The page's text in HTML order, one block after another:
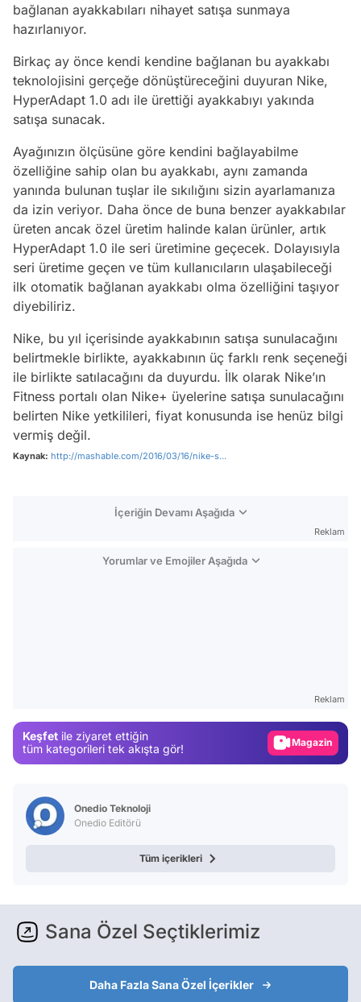
bağlanan ayakkabıları nihayet satışa sunmaya
hazırlanıyor.
Birkaç ay önce kendi kendine bağlanan bu ayakkabı
teknolojisini gerçeğe dönüştüreceğini duyuran Nike,
HyperAdapt 1.0 adı ile ürettiği ayakkabıyı yakında
satışa sunacak.
Ayağınızın ölçüsüne göre kendini bağlayabilme
özelliğine sahip olan bu ayakkabı, aynı zamanda
yanında bulunan tuşlar ile sıkılığını sizin ayarlamanıza
da izin veriyor. Daha önce de buna benzer ayakkabılar
üreten ancak özel üretim halinde kalan ürünler, artık
HyperAdapt 1.0 ile seri üretimine geçecek. Dolayısıyla
seri üretime geçen ve tüm kullanıcıların ulaşabileceği
ilk otomatik bağlanan ayakkabı olma özelliğini taşıyor
diyebiliriz.
Nike, bu yıl içerisinde ayakkabının satışa sunulacağını
belirtmekle birlikte, ayakkabının üç farklı renk seçeneği
ile birlikte satılacağını da duyurdu. İlk olarak Nike’ın
Fitness portalı olan Nike+ üyelerine satışa sunulacağını
belirten Nike yetkilileri, fiyat konusunda ise henüz bilgi
vermiş değil.
Kaynak: http://mashable.com/2016/03/16/nike-s...
İçeriğin Devamı Aşağıda
Reklam
Yorumlar ve Emojiler Aşağıda
Reklam
Keşfet ile ziyaret ettiğin
tüm kategorileri tek akışta gör!
Magazin
Onedio Teknoloji
Onedio Editörü
Tüm içerikleri
Sana Özel Seçtiklerimiz
Daha Fazla Sana Özel İçerikler